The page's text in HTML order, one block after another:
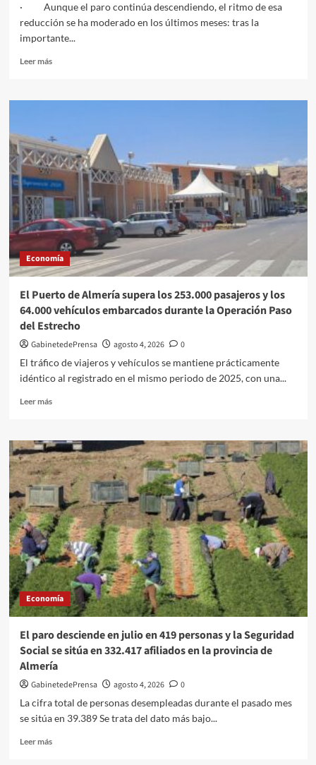
· Aunque el paro continúa descendiendo, el ritmo de esa
reducción se ha moderado en los últimos meses: tras la
importante...
Leer másLeer
CSIF
Almería
siga
bajando
el
número
parados
en
el
mes
de
pero
advierte
de
su
y
que
marcado
estacionalidad
Economía
El Puerto de Almería supera los 253.000 pasajeros y los
64.000 vehículos embarcados durante la Operación Paso
del Estrecho
GabinetedePrensa agosto 4, 2026
0
El tráfico de viajeros y vehículos se mantiene prácticamente
idéntico al registrado en el mismo periodo de 2025, con una...
Leer másLeer
El
Puerto
de
Almería
supera
los
253.000
pasajeros
y
los
64.000
vehículos
embarcados
durante
Operación
Paso
del
Estrecho
Economía
El paro desciende en julio en 419 personas y la Seguridad
Social se sitúa en 332.417 afiliados en la provincia de
Almería
GabinetedePrensa agosto 4, 2026
0
La cifra total de personas desempleadas durante el pasado mes
se sitúa en 39.389 Se trata del dato más bajo...
Leer másLeer